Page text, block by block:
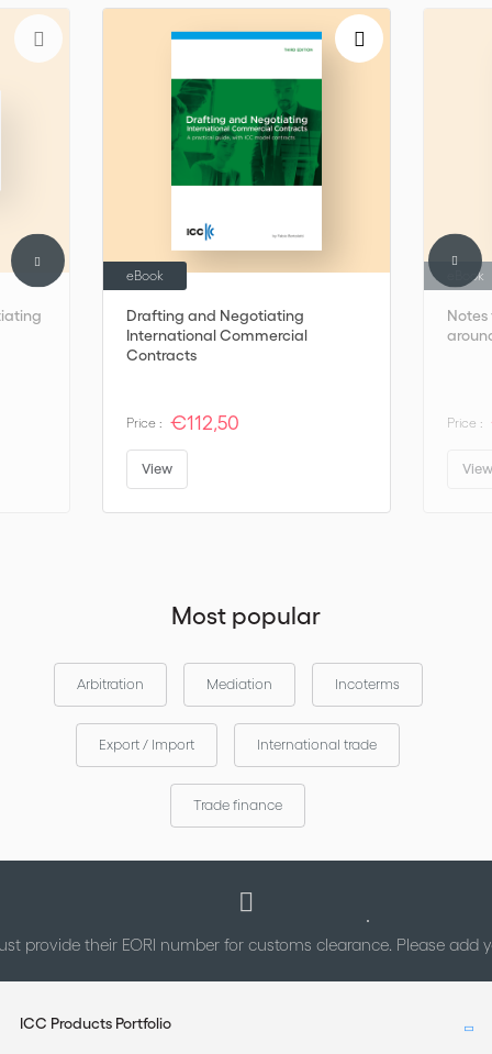
Drafting and Negotiating
International Commercial
Contracts
eBook
Price : €112,50
View
eBook
Price :
Most popular
Arbitration Mediation Incoterms
Export / Import International trade
Trade finance
provide their EORI number for customs clearance. Please add
ICC Products Portfolio